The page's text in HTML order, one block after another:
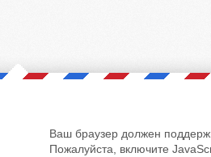
Ваш браузер должен
Пожалуйста, включите